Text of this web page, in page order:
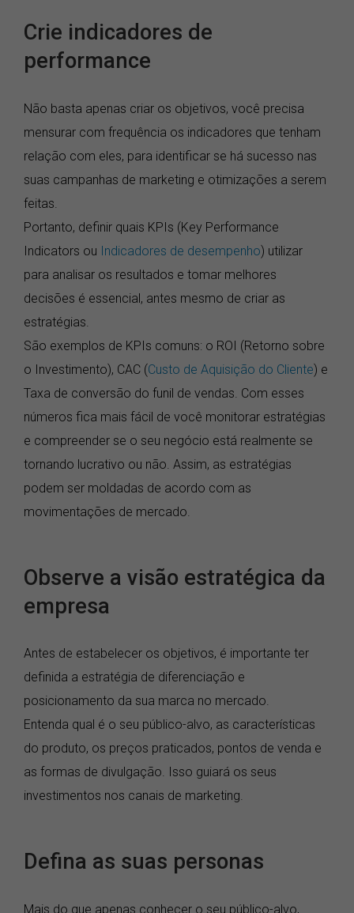
Crie indicadores de
performance
Não basta apenas criar os objetivos, você precisa
mensurar com frequência os indicadores que tenham
relação com eles, para identificar se há sucesso nas
suas campanhas de marketing e otimizações a serem
feitas.
Portanto, definir quais KPIs (Key Performance
Indicators ou Indicadores de desempenho) utilizar
para analisar os resultados e tomar melhores
decisões é essencial, antes mesmo de criar as
estratégias.
São exemplos de KPIs comuns: o ROI (Retorno sobre
o Investimento), CAC (Custo de Aquisição do Cliente) e
Taxa de conversão do funil de vendas. Com esses
números fica mais fácil de você monitorar estratégias
e compreender se o seu negócio está realmente se
tornando lucrativo ou não. Assim, as estratégias
podem ser moldadas de acordo com as
movimentações de mercado.
Observe a visão estratégica da
empresa
Antes de estabelecer os objetivos, é importante ter
definida a estratégia de diferenciação e
posicionamento da sua marca no mercado.
Entenda qual é o seu público-alvo, as características
do produto, os preços praticados, pontos de venda e
as formas de divulgação. Isso guiará os seus
investimentos nos canais de marketing.
Defina as suas personas
Mais do que apenas conhecer o seu público-alvo,